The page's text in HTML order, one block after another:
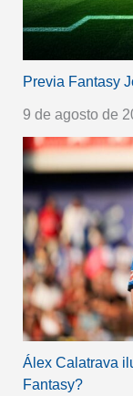
Previa Fantasy
9 de agosto de
Álex Calatrava
Fantasy?